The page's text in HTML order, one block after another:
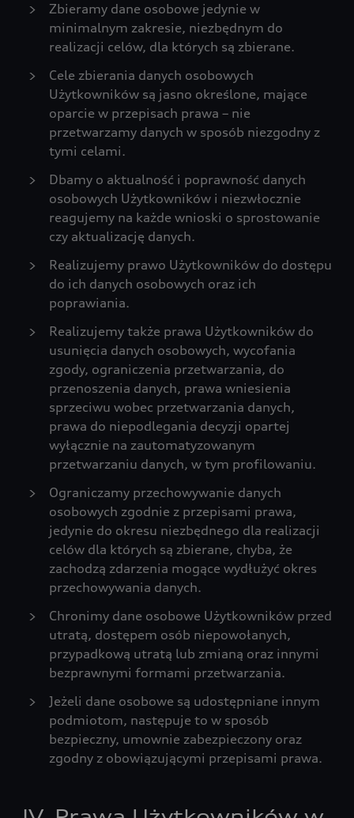
Zbieramy dane osobowe jedynie w
minimalnym zakresie, niezbędnym do
realizacji celów, dla których są zbierane.
Cele zbierania danych osobowych
Użytkowników są jasno określone, mające
oparcie w przepisach prawa – nie
przetwarzamy danych w sposób niezgodny z
tymi celami.
Dbamy o aktualność i poprawność danych
osobowych Użytkowników i niezwłocznie
reagujemy na każde wnioski o sprostowanie
czy aktualizację danych.
Realizujemy prawo Użytkowników do dostępu
do ich danych osobowych oraz ich
poprawiania.
Realizujemy także prawa Użytkowników do
usunięcia danych osobowych, wycofania
zgody, ograniczenia przetwarzania, do
przenoszenia danych, prawa wniesienia
sprzeciwu wobec przetwarzania danych,
prawa do niepodlegania decyzji opartej
wyłącznie na zautomatyzowanym
przetwarzaniu danych, w tym profilowaniu.
Ograniczamy przechowywanie danych
osobowych zgodnie z przepisami prawa,
jedynie do okresu niezbędnego dla realizacji
celów dla których są zbierane, chyba, że
zachodzą zdarzenia mogące wydłużyć okres
przechowywania danych.
Chronimy dane osobowe Użytkowników przed
utratą, dostępem osób niepowołanych,
przypadkową utratą lub zmianą oraz innymi
bezprawnymi formami przetwarzania.
Jeżeli dane osobowe są udostępniane innym
podmiotom, następuje to w sposób
bezpieczny, umownie zabezpieczony oraz
zgodny z obowiązującymi przepisami prawa.